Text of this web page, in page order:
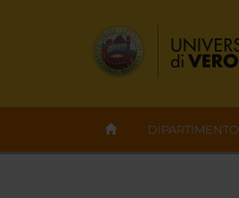
DIPARTIMENTO